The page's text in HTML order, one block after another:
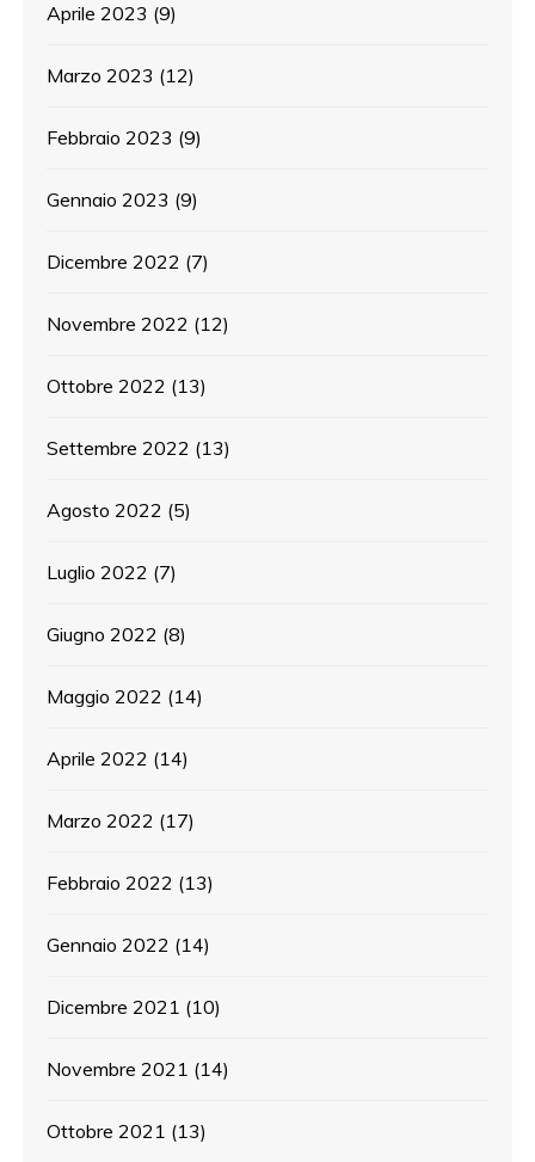
Aprile 2023 (9)
Marzo 2023 (12)
Febbraio 2023 (9)
Gennaio 2023 (9)
Dicembre 2022 (7)
Novembre 2022 (12)
Ottobre 2022 (13)
Settembre 2022 (13)
Agosto 2022 (5)
Luglio 2022 (7)
Giugno 2022 (8)
Maggio 2022 (14)
Aprile 2022 (14)
Marzo 2022 (17)
Febbraio 2022 (13)
Gennaio 2022 (14)
Dicembre 2021 (10)
Novembre 2021 (14)
Ottobre 2021 (13)